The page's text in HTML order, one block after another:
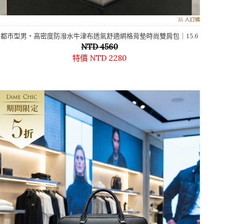
35 人訂購
都市型男‧高密度防潑水牛津布透氣舒適網格背墊時尚雙肩包｜15.6
吋電腦包
NTD 4560
特價 NTD 2280